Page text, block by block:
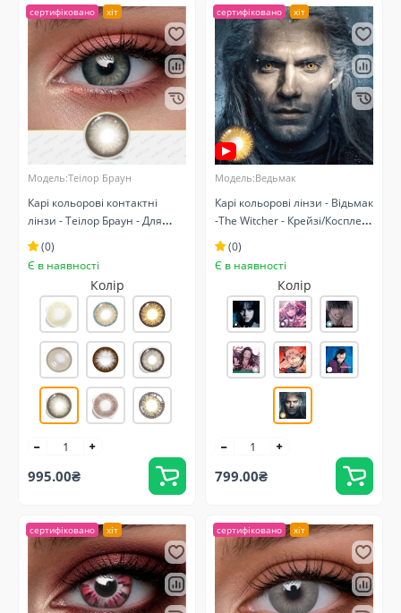
сертифіковано хіт
Модель:Теілор Браун
Карі кольорові контактні
лінзи - Теілор Браун - Для
чорних та світлих очей -
Натуральні
(0)
Є в наявності
Колір
995.00₴
сертифіковано хіт
Модель:Ведьмак
Карі кольорові лінзи - Відьмак
-The Witcher‌ - Крейзі/Косплей
- Карнавальні
(0)
Є в наявності
Колір
799.00₴
сертифіковано хіт сертифіковано хіт